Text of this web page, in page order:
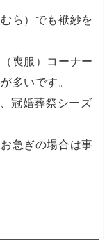
ら）でも袱紗を
喪服）コーナー
多いです。
冠婚葬祭シーズ
急ぎの場合は事